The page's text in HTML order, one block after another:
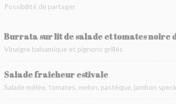
Possibilité de partager
Burrata sur lit de salade et tomates noire
Vinaigre balsamique et pignons grillés
Salade fraîcheur estivale
Salade mêlée, tomates, melon, pastèque, jambon